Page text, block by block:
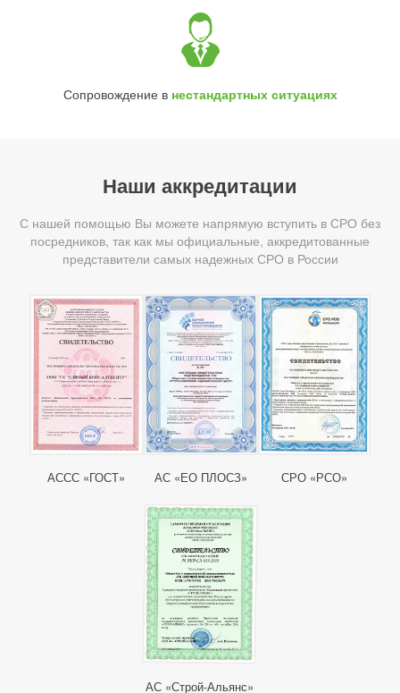
Сопровождение в нестандартных ситуациях
Наши аккредитации
С нашей помощью Вы можете напрямую вступить в СРО без
посредников, так как мы официальные, аккредитованные
представители самых надежных СРО в России
АССС «ГОСТ» АС «ЕО ПЛОСЗ» СРО «РСО»
АС «Строй-Альянс»